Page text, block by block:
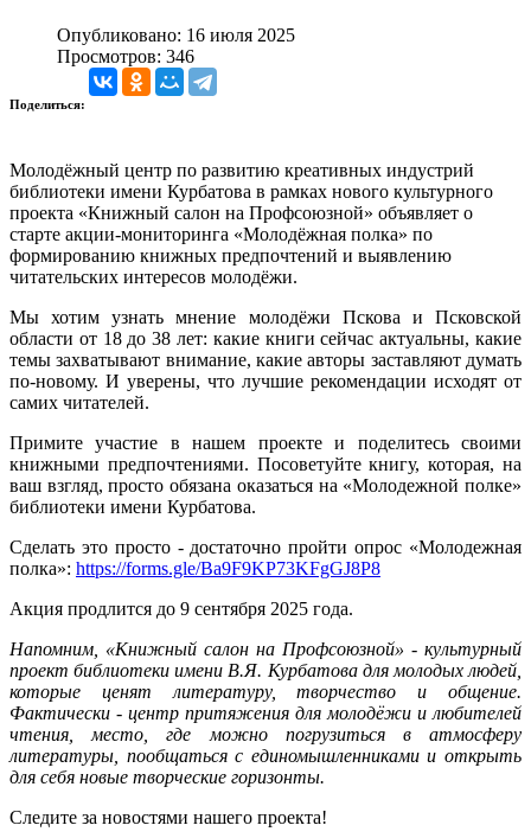
Опубликовано: 16 июля 2025
Просмотров: 346
Поделиться:
Молодёжный центр по развитию креативных индустрий
библиотеки имени Курбатова в рамках нового культурного
проекта «Книжный салон на Профсоюзной» объявляет о
старте акции-мониторинга «Молодёжная полка» по
формированию книжных предпочтений и выявлению
читательских интересов молодёжи.
Мы хотим узнать мнение молодёжи Пскова и Псковской
области от 18 до 38 лет: какие книги сейчас актуальны, какие
темы захватывают внимание, какие авторы заставляют думать
по-новому. И уверены, что лучшие рекомендации исходят от
самих читателей.
Примите участие в нашем проекте и поделитесь своими
книжными предпочтениями. Посоветуйте книгу, которая, на
ваш взгляд, просто обязана оказаться на «Молодежной полке»
библиотеки имени Курбатова.
Сделать это просто - достаточно пройти опрос «Молодежная
полка»: https://forms.gle/Ba9F9KP73KFgGJ8P8
Акция продлится до 9 сентября 2025 года.
Напомним, «Книжный салон на Профсоюзной» - культурный
проект библиотеки имени В.Я. Курбатова для молодых людей,
которые ценят литературу, творчество и общение.
Фактически - центр притяжения для молодёжи и любителей
чтения, место, где можно погрузиться в атмосферу
литературы, пообщаться с единомышленниками и открыть
для себя новые творческие горизонты.
Следите за новостями нашего проекта!